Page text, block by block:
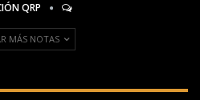
QRP
MÁS NOTAS